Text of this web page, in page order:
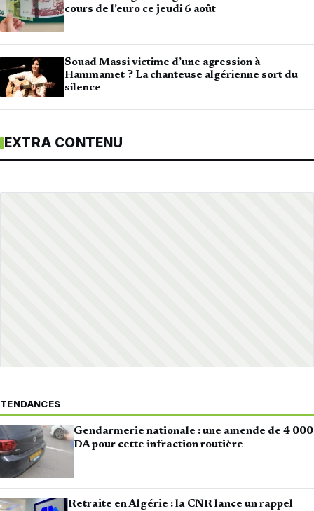
cours de l’euro ce jeudi 6 août
Souad Massi victime d’une agression à
Hammamet ? La chanteuse algérienne sort du
silence
EXTRA CONTENU
TENDANCES
Gendarmerie nationale : une amende de 4 000
DA pour cette infraction routière
Retraite en Algérie : la CNR lance un rappel